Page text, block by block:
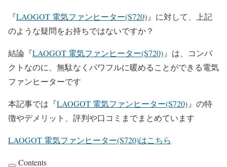
『LAOGOT 電気ファンヒーター(S720) 』に対して、上記
のような疑問をお持ちではないですか？
結論『LAOGOT 電気ファンヒーター(S720) 』 は、コンパ
クトなのに、無駄なくパワフルに暖めることができる電気
ファンヒーターです
本記事では『LAOGOT 電気ファンヒーター(S720) 』 の特
徴やデメリット、評判や口コミまでまとめています
LAOGOT 電気ファンヒーター(S720)はこちら
Contents